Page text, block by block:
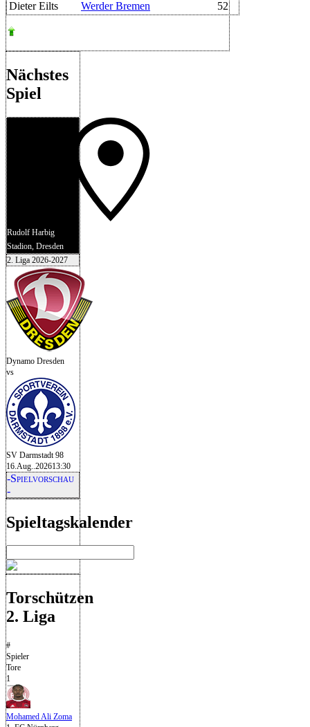
Dieter Eilts Werder Bremen 52
Nächstes
Spiel
Rudolf Harbig
Stadion, Dresden
2. Liga 2026-2027
Dynamo Dresden
vs
SV Darmstadt 98
16.Aug..202613:30
-Spielvorschau
-
Spieltagskalender
Torschützen
2. Liga
#
Spieler
Tore
1
Mohamed Ali Zoma